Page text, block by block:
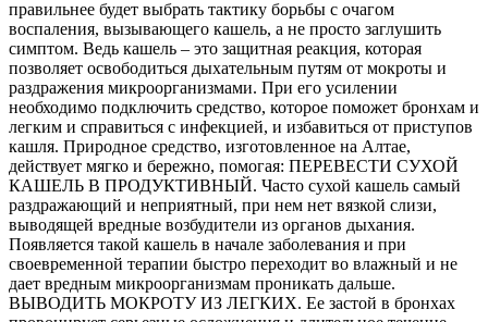
правильнее будет выбрать тактику борьбы с очагом
воспаления, вызывающего кашель, а не просто заглушить
симптом. Ведь кашель – это защитная реакция, которая
позволяет освободиться дыхательным путям от мокроты и
раздражения микроорганизмами. При его усилении
необходимо подключить средство, которое поможет бронхам и
легким и справиться с инфекцией, и избавиться от приступов
кашля. Природное средство, изготовленное на Алтае,
действует мягко и бережно, помогая: ПЕРЕВЕСТИ СУХОЙ
КАШЕЛЬ В ПРОДУКТИВНЫЙ. Часто сухой кашель самый
раздражающий и неприятный, при нем нет вязкой слизи,
выводящей вредные возбудители из органов дыхания.
Появляется такой кашель в начале заболевания и при
своевременной терапии быстро переходит во влажный и не
дает вредным микроорганизмам проникать дальше.
ВЫВОДИТЬ МОКРОТУ ИЗ ЛЕГКИХ. Ее застой в бронхах